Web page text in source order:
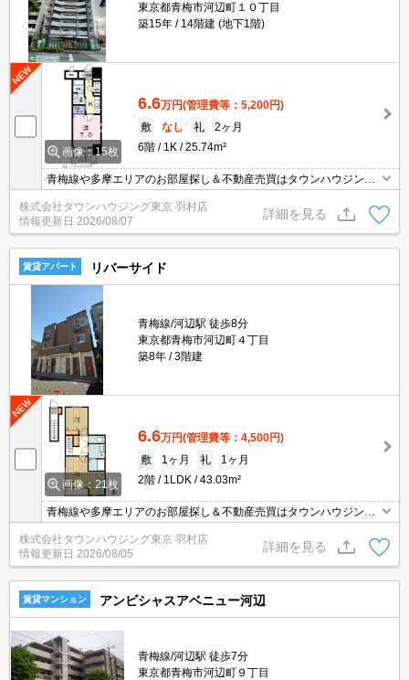
東京都青梅市河辺町１０丁目
築15年
14階建 (地下1階)
画像：15枚
6.6万円(管理費等：5,200円)
敷
なし 礼
2ヶ月
6階
1K 25.74m²
青梅線や多摩エリアのお部屋探し＆不動産売買はタウンハウジング
羽村店にお任せを！ご来店時無料駐車場ご用意あります！
株式会社タウンハウジング東京 羽村店
情報更新日 2026/08/07
詳細を見る
賃貸アパート リバーサイド
青梅線/河辺駅 徒歩8分
東京都青梅市河辺町４丁目
築8年
3階建
画像：21枚
6.6万円(管理費等：4,500円)
敷
1ヶ月 礼
1ヶ月
2階
1LDK 43.03m²
青梅線や多摩エリアのお部屋探し＆不動産売買はタウンハウジング
羽村店にお任せを！ご来店時無料駐車場ご用意あります！
株式会社タウンハウジング東京 羽村店
情報更新日 2026/08/05
詳細を見る
賃貸マンション アンビシャスアベニュー河辺
青梅線/河辺駅 徒歩7分
東京都青梅市河辺町９丁目